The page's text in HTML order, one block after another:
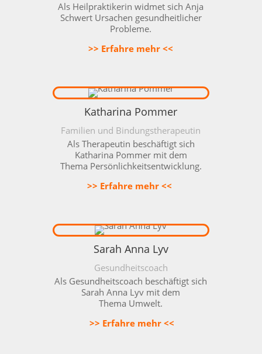
Als Heilpraktikerin widmet sich Anja
Schwert Ursachen gesundheitlicher
Probleme.
>> Erfahre mehr <<
Katharina Pommer
Familien und Bindungstherapeutin
Als Therapeutin beschäftigt sich
Katharina Pommer mit dem
Thema Persönlichkeitsentwicklung.
>> Erfahre mehr <<
Sarah Anna Lyv
Gesundheitscoach
Als Gesundheitscoach beschäftigt sich
Sarah Anna Lyv mit dem
Thema Umwelt.
>> Erfahre mehr <<